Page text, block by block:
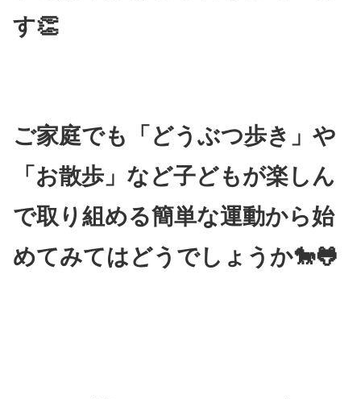
す👏
ご家庭でも「どうぶつ歩き」や
「お散歩」など子どもが楽しん
で取り組める簡単な運動から始
めてみてはどうでしょうか🐎🐸